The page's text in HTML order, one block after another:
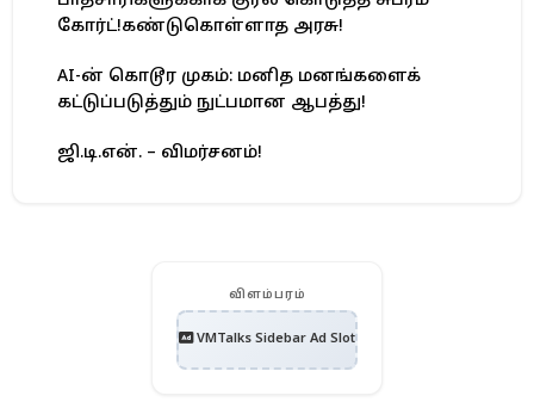
கோர்ட்!கண்டுகொள்ளாத அரசு!
AI-ன் கொடூர முகம்: மனித மனங்களைக்
கட்டுப்படுத்தும் நுட்பமான ஆபத்து!
ஜி.டி.என். – விமர்சனம்!
விளம்பரம்
VMTalks Sidebar Ad Slot